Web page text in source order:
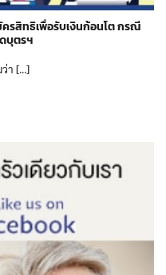
รสิทธิเพื่อรับเงินก้อนโต กรณี
บุตรฯ
า [...]